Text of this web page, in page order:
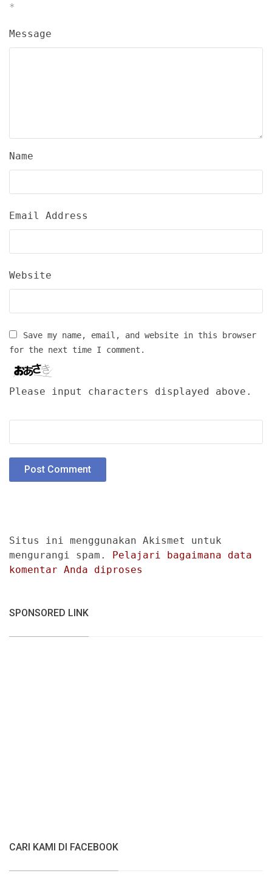
*
Message
Name
Email Address
Website
Save my name, email, and website in this browser
for the next time I comment.
Please input characters displayed above.
Situs ini menggunakan Akismet untuk
mengurangi spam. Pelajari bagaimana data
komentar Anda diproses
SPONSORED LINK
CARI KAMI DI FACEBOOK